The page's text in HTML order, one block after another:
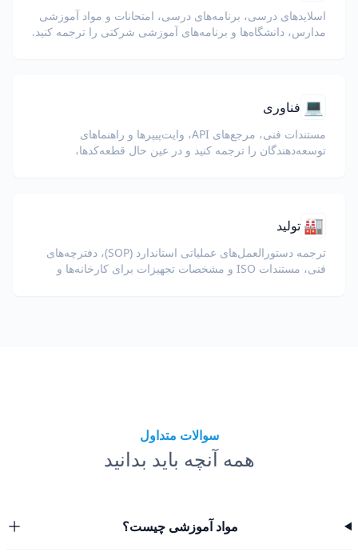
اسلایدهای درسی، برنامه‌های درسی، امتحانات و مواد آموزشی
مدارس، دانشگاه‌ها و برنامه‌های آموزشی شرکتی را ترجمه کنید.
💻 فناوری
مستندات فنی، مرجع‌های API، وایت‌پیپرها و راهنماهای
توسعه‌دهندگان را ترجمه کنید و در عین حال قطعه‌کدها،
🏭 تولید
ترجمه دستورالعمل‌های عملیاتی استاندارد (SOP)، دفترچه‌های
فنی، مستندات ISO و مشخصات تجهیزات برای کارخانه‌ها و
سوالات متداول
همه آنچه باید بدانید
مواد آموزشی چیست؟